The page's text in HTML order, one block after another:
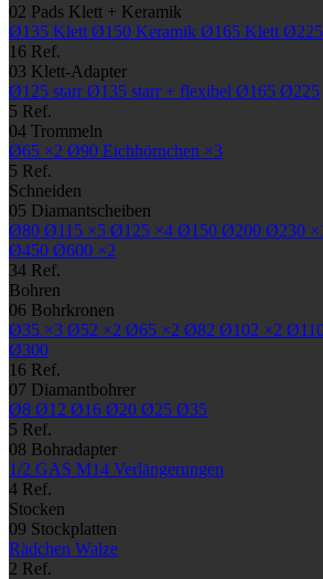
02 Pads Klett + Keramik
Ø135 Klett Ø150 Keramik Ø165 Klett Ø225
16 Ref.
03 Klett-Adapter
Ø125 starr Ø135 starr + flexibel Ø165 Ø225
5 Ref.
04 Trommeln
Ø65 ×2 Ø90 Eichhörnchen ×3
5 Ref.
Schneiden
05 Diamantscheiben
Ø80 Ø115 ×5 Ø125 ×4 Ø150 Ø200 Ø230
Ø450 Ø600 ×2
34 Ref.
Bohren
06 Bohrkronen
Ø35 ×3 Ø52 ×2 Ø65 ×2 Ø82 Ø102 ×2
Ø300
16 Ref.
07 Diamantbohrer
Ø8 Ø12 Ø16 Ø20 Ø25 Ø35
5 Ref.
08 Bohradapter
1/2 GAS M14 Verlängerungen
4 Ref.
Stocken
09 Stockplatten
Rädchen Walze
2 Ref.